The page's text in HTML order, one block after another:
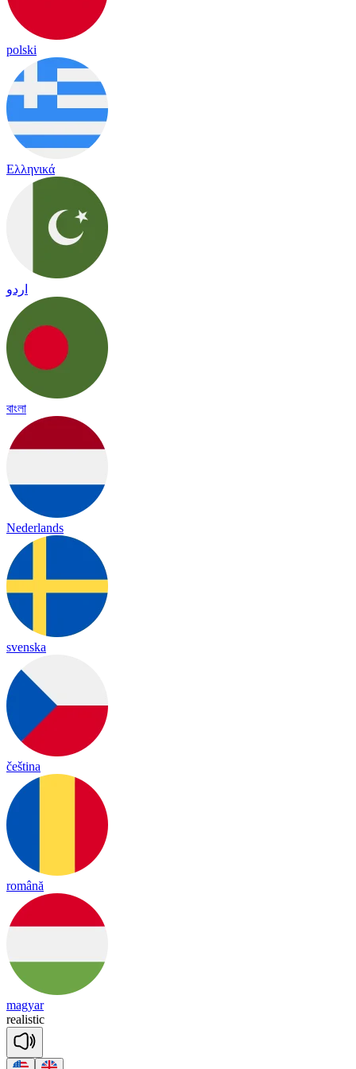
polski
Ελληνικά
اردو
বাংলা
Nederlands
svenska
čeština
română
magyar
realistic